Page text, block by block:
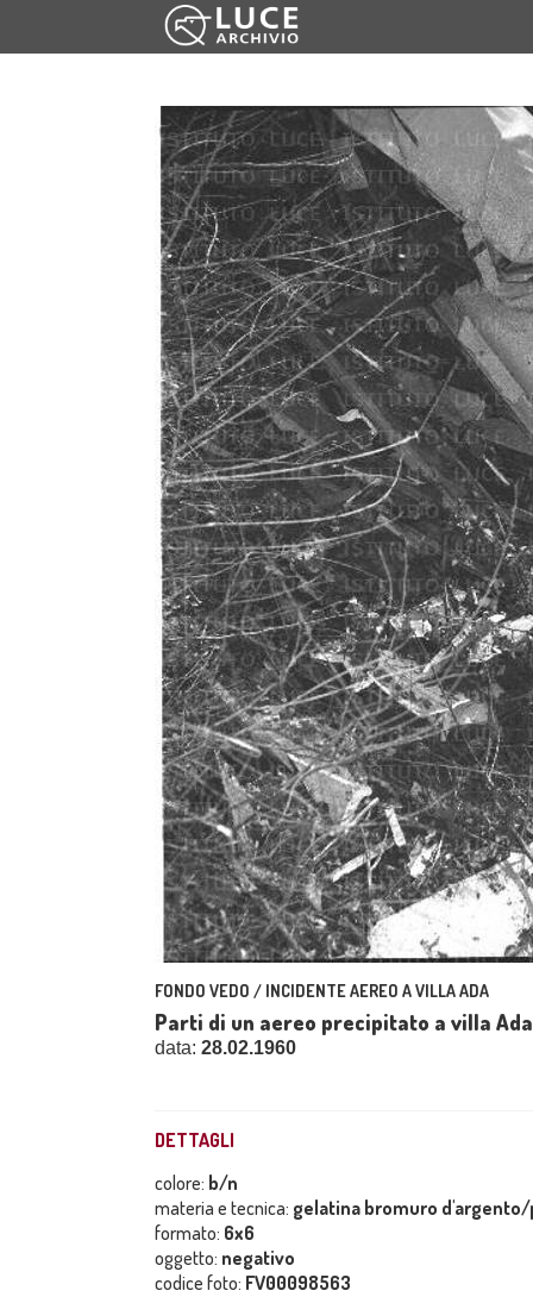
FONDO VEDO / INCIDENTE AEREO A VILLA ADA
Parti di un aereo precipitato a villa
data: 28.02.1960
DETTAGLI
colore: b/n
materia e tecnica: gelatina bromuro
formato: 6x6
oggetto: negativo
codice foto: FV00098563